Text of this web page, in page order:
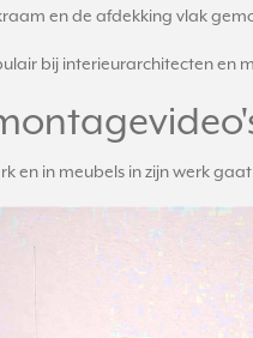
en de afdekking vlak
bij interieurarchitecten
en in meubels in zijn werk